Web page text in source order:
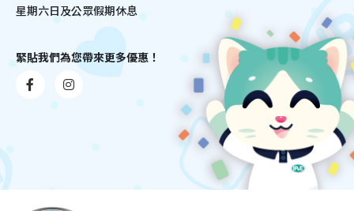
星期六日及公眾假期休息
緊貼我們為您帶來更多優惠！